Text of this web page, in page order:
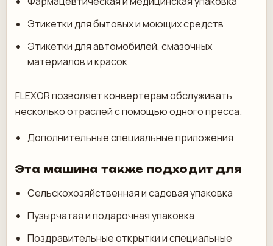
Этикетки для бытовых и моющих средств
Этикетки для автомобилей, смазочных
материалов и красок
FLEXOR позволяет конвертерам обслуживать
несколько отраслей с помощью одного пресса.
Дополнительные специальные приложения
Эта машина также подходит для
Сельскохозяйственная и садовая упаковка
Пузырчатая и подарочная упаковка
Поздравительные открытки и специальные